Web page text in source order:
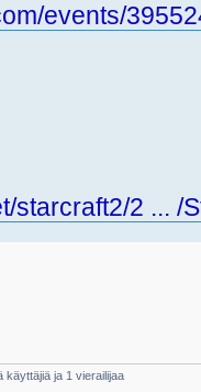
events/
starcraft2/2 ... /
käyttäjiä ja 1 vierailijaa